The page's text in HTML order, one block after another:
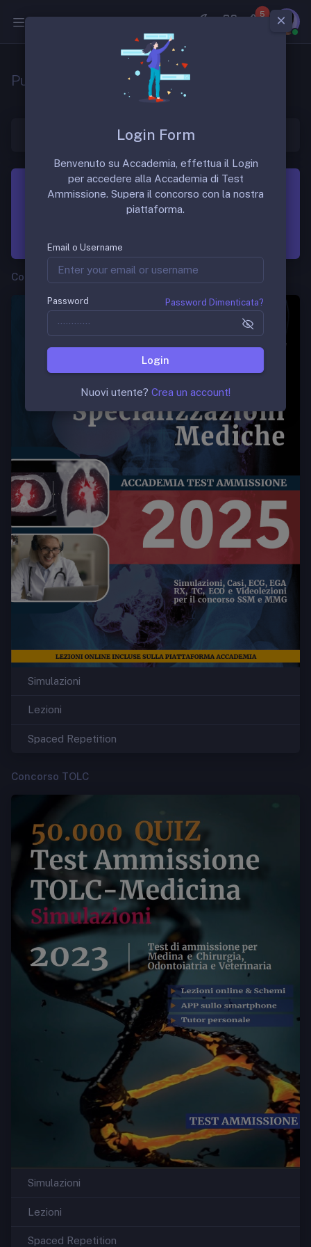
5
Punteggi Minimi Medicina Generale
Scopri Accademia
Concorso SSM e MMG
Simulazioni
Lezioni
Spaced Repetition
Concorso TOLC
Simulazioni
Lezioni
Spaced Repetition
Login Form
Benvenuto su Accademia, effettua il Login
per accedere alla Accademia di Test
Ammissione. Supera il concorso con la nostra
piattaforma.
Email o Username
Password Password Dimenticata?
Login
Nuovi utente? Crea un account!